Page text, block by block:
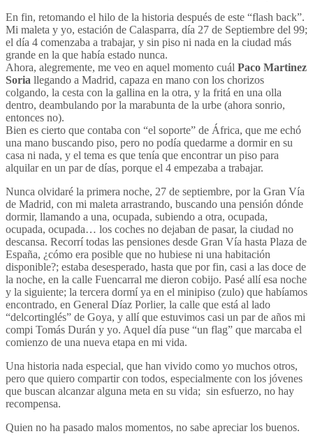
En fin, retomando el hilo de la historia después de este “flash back”.
Mi maleta y yo, estación de Calasparra, día 27 de Septiembre del 99;
el día 4 comenzaba a trabajar, y sin piso ni nada en la ciudad más
grande en la que había estado nunca.
Ahora, alegremente, me veo en aquel momento cuál Paco Martinez
Soria llegando a Madrid, capaza en mano con los chorizos
colgando, la cesta con la gallina en la otra, y la fritá en una olla
dentro, deambulando por la marabunta de la urbe (ahora sonrio,
entonces no).
Bien es cierto que contaba con “el soporte” de África, que me echó
una mano buscando piso, pero no podía quedarme a dormir en su
casa ni nada, y el tema es que tenía que encontrar un piso para
alquilar en un par de días, porque el 4 empezaba a trabajar.
Nunca olvidaré la primera noche, 27 de septiembre, por la Gran Vía
de Madrid, con mi maleta arrastrando, buscando una pensión dónde
dormir, llamando a una, ocupada, subiendo a otra, ocupada,
ocupada, ocupada… los coches no dejaban de pasar, la ciudad no
descansa. Recorrí todas las pensiones desde Gran Vía hasta Plaza de
España, ¿cómo era posible que no hubiese ni una habitación
disponible?; estaba desesperado, hasta que por fin, casi a las doce de
la noche, en la calle Fuencarral me dieron cobijo. Pasé allí esa noche
y la siguiente; la tercera dormí ya en el minipiso (zulo) que habíamos
encontrado, en General Díaz Porlier, la calle que está al lado
“delcortinglés” de Goya, y allí que estuvimos casi un par de años mi
compi Tomás Durán y yo. Aquel día puse “un flag” que marcaba el
comienzo de una nueva etapa en mi vida.
Una historia nada especial, que han vivido como yo muchos otros,
pero que quiero compartir con todos, especialmente con los jóvenes
que buscan alcanzar alguna meta en su vida; sin esfuerzo, no hay
recompensa.
Quien no ha pasado malos momentos, no sabe apreciar los buenos.